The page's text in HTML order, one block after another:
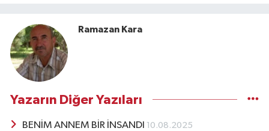
Ramazan Kara
Yazarın Diğer Yazıları
BENİM ANNEM BİR İNSANDI 10.08.2025